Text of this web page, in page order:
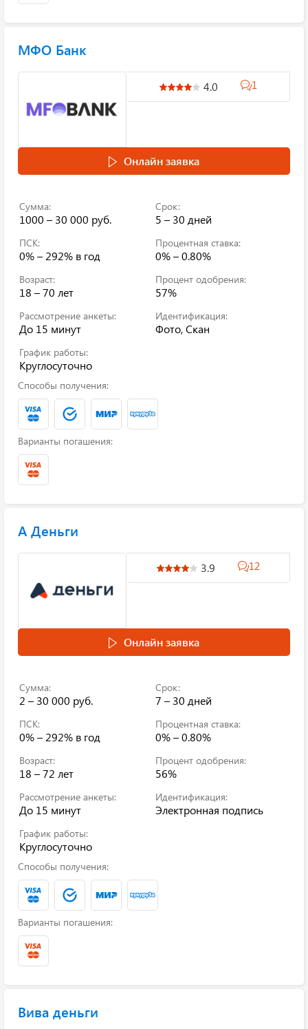
МФО Банк
4.0 1
Онлайн заявка
Сумма:
1000 – 30 000 руб.
Срок:
5 – 30 дней
ПСК:
0% – 292% в год
Процентная ставка:
0% – 0.80%
Возраст:
18 – 70 лет
Процент одобрения:
57%
Рассмотрение анкеты:
До 15 минут
Идентификация:
Фото, Скан
График работы:
Круглосуточно
Способы получения:
Варианты погашения:
А Деньги
3.9 12
Онлайн заявка
Сумма:
2 – 30 000 руб.
Срок:
7 – 30 дней
ПСК:
0% – 292% в год
Процентная ставка:
0% – 0.80%
Возраст:
18 – 72 лет
Процент одобрения:
56%
Рассмотрение анкеты:
До 15 минут
Идентификация:
Электронная подпись
График работы:
Круглосуточно
Способы получения:
Варианты погашения:
Вива деньги